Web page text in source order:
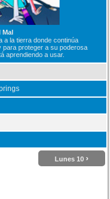
a la tierra donde continúa
para proteger a su poderosa
aprendiendo a usar.
Lunes 10 ›